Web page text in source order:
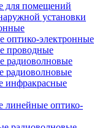
для помещений
установки
оптико-электронные
проводные
радиоволновые
радиоволновые
инфракрасные
линейные оптико-